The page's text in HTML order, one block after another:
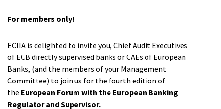
For members only!
ECIIA is delighted to invite you, Chief Audit Executives
of ECB directly supervised banks or CAEs of European
Banks, (and the members of your Management
Committee) to join us for the fourth edition of
the European Forum with the European Banking
Regulator and Supervisor.